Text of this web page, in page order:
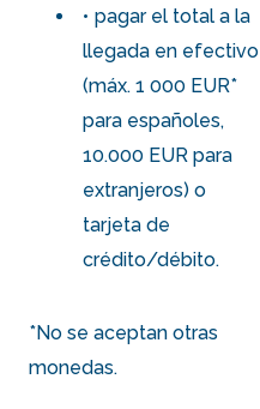
pagar el total a la
llegada en efectivo
(máx. 1 000 EUR*
para españoles,
10.000 EUR para
extranjeros) o
tarjeta de
crédito/débito.
*No se aceptan otras
monedas.